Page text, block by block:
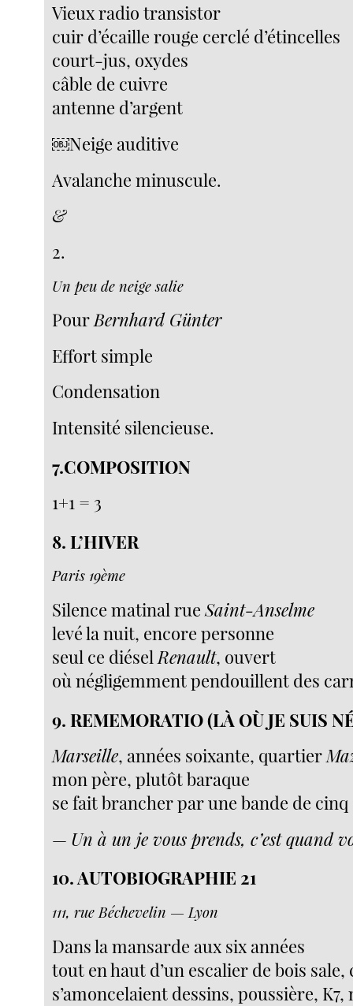
Vieux radio transistor
cuir d’écaille rouge cerclé d’étincelles
court-jus, oxydes
câble de cuivre
antenne d’argent
￼Neige auditive
Avalanche minuscule.
&
2.
Un peu de neige salie
PourBernhard Günter
Effort simple
Condensation
Intensité silencieuse.
7.COMPOSITION
1+1 = 3
8. L’HIVER
Paris 19ème
Silence matinal rueSaint-Anselme
levé la nuit, encore personne
seul ce diéselRenault, ouvert
où négligemment pendouillent des
9. REMEMORATIO (LÀ OÙ JE SUIS
Marseille, années soixante, quartier
mon père, plutôt baraque
se fait brancher par une bande de cinq
— Un à un je vous prends, c’est quand
10. AUTOBIOGRAPHIE 21
111, rue Béchevelin — Lyon
Dans la mansarde aux six années
tout en haut d’un escalier de bois
s’amoncelaient dessins, poussière, K7,